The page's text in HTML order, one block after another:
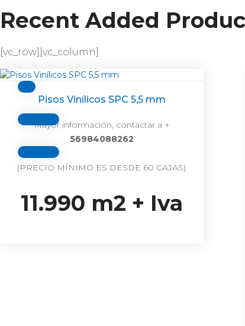
Recent Added
[vc_row][vc_column]
Pisos Vinílicos SPC 5,5 mm
Mayor información, contactar a +
56984088262
(PRECIO MÍNIMO ES DESDE 60 CAJAS)
11.990 m2 + Iva